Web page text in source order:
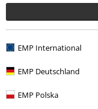
EMP International
EMP Deutschland
EMP Polska
Qualität
Design
Passform
zu eng